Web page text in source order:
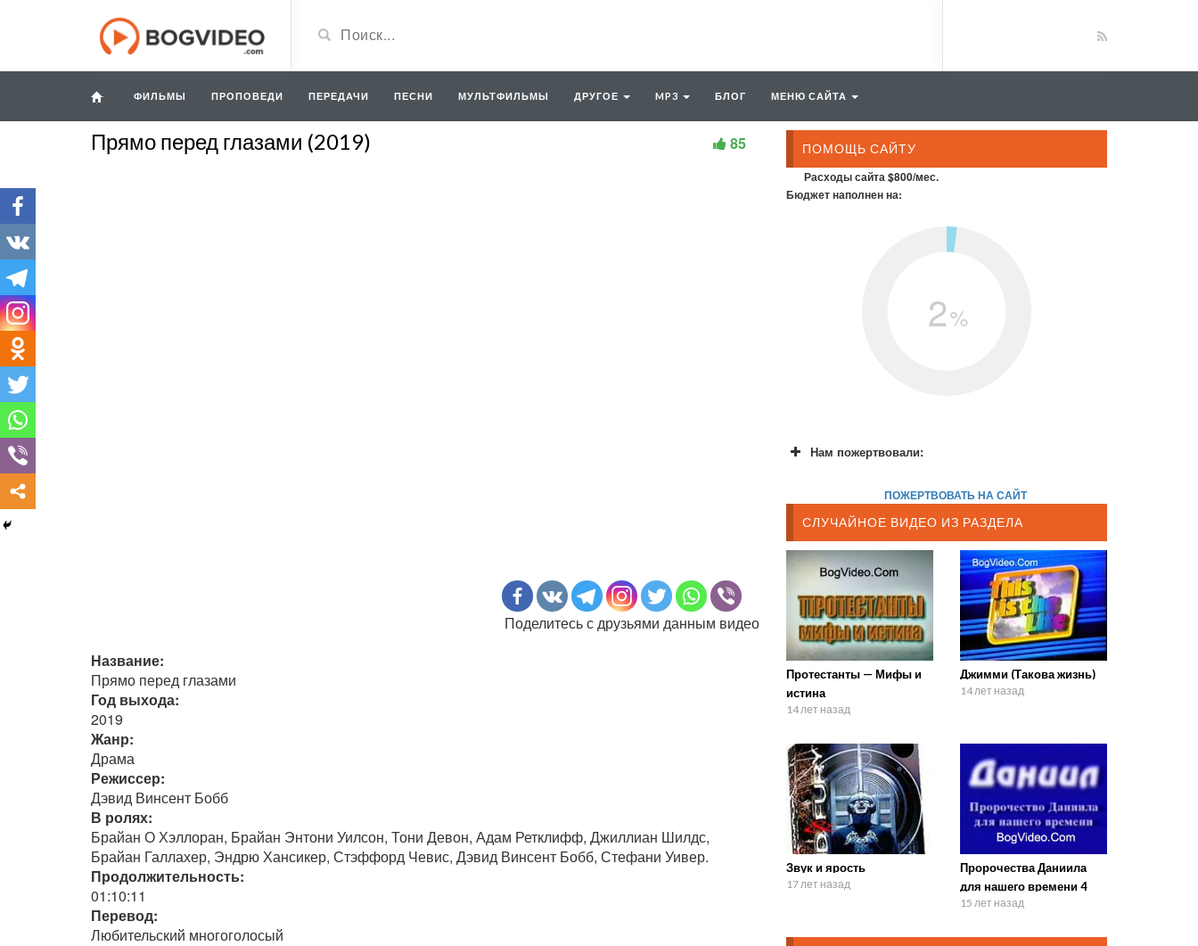
ФИЛЬМЫ ПРОПОВЕДИ ПЕРЕДАЧИ ПЕСНИ МУЛЬТФИЛЬМЫ ДРУГОЕ MP3 БЛОГ МЕНЮ САЙТА
Прямо перед глазами (2019) 85
Поделитесь с друзьями данным видео
Название:
Прямо перед глазами
Год выхода:
2019
Жанр:
Драма
Режиссер:
Дэвид Винсент Бобб
В ролях:
Брайан О Хэллоран, Брайан Энтони Уилсон, Тони Девон, Адам Ретклифф, Джиллиан Шилдс,
Брайан Галлахер, Эндрю Хансикер, Стэффорд Чевис, Дэвид Винсент Бобб, Стефани Уивер.
Продолжительность:
01:10:11
Перевод:
Любительский многоголосый
ПОМОЩЬ САЙТУ
Расходы сайта $800/мес.
Бюджет наполнен на:
2%
Нам пожертвовали:
ПОЖЕРТВОВАТЬ НА САЙТ
СЛУЧАЙНОЕ ВИДЕО ИЗ РАЗДЕЛА
Протестанты — Мифы и
истина
14 лет назад
Джимми (Такова жизнь)
14 лет назад
Звук и ярость
17 лет назад
Пророчества Даниила
для нашего времени 4
15 лет назад